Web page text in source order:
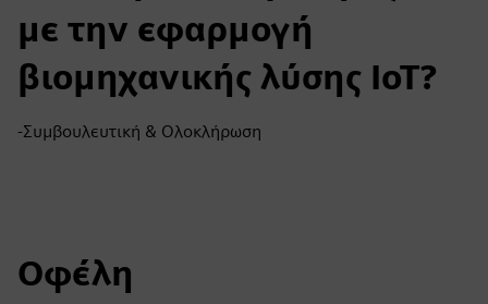
με την εφαρμογή
βιομηχανικής λύσης IoT?
-Συμβουλευτική & Ολοκλήρωση
Οφέλη